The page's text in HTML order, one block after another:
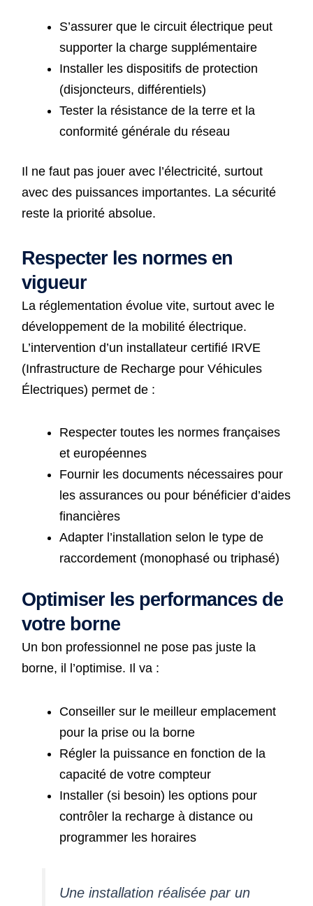
S’assurer que le circuit électrique peut
supporter la charge supplémentaire
Installer les dispositifs de protection
(disjoncteurs, différentiels)
Tester la résistance de la terre et la
conformité générale du réseau
Il ne faut pas jouer avec l’électricité, surtout
avec des puissances importantes. La sécurité
reste la priorité absolue.
Respecter les normes en
vigueur
La réglementation évolue vite, surtout avec le
développement de la mobilité électrique.
L’intervention d’un installateur certifié IRVE
(Infrastructure de Recharge pour Véhicules
Électriques) permet de :
Respecter toutes les normes françaises
et européennes
Fournir les documents nécessaires pour
les assurances ou pour bénéficier d’aides
financières
Adapter l’installation selon le type de
raccordement (monophasé ou triphasé)
Optimiser les performances de
votre borne
Un bon professionnel ne pose pas juste la
borne, il l’optimise. Il va :
Conseiller sur le meilleur emplacement
pour la prise ou la borne
Régler la puissance en fonction de la
capacité de votre compteur
Installer (si besoin) les options pour
contrôler la recharge à distance ou
programmer les horaires
Une installation réalisée par un